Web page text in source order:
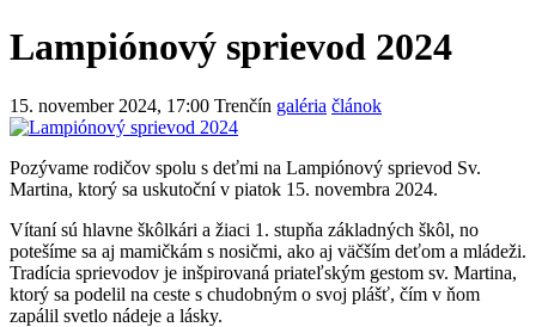
Lampiónový sprievod 2024
15. november 2024, 17:00 Trenčín galéria článok
Pozývame rodičov spolu s deťmi na Lampiónový sprievod Sv.
Martina, ktorý sa uskutoční v piatok 15. novembra 2024.
Vítaní sú hlavne škôlkári a žiaci 1. stupňa základných škôl, no
potešíme sa aj mamičkám s nosičmi, ako aj väčším deťom a mládeži.
Tradícia sprievodov je inšpirovaná priateľským gestom sv. Martina,
ktorý sa podelil na ceste s chudobným o svoj plášť, čím v ňom
zapálil svetlo nádeje a lásky.